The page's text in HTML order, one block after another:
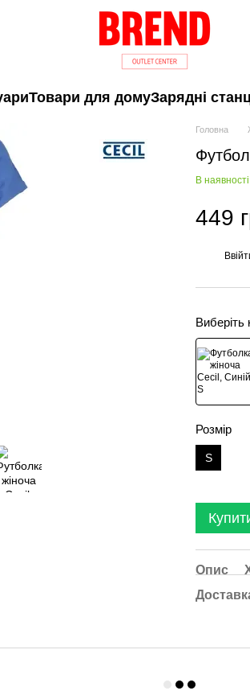
Товари для домуЗарядні
Головна
В наявності
449
Виберіть
Розмір
S
Опис